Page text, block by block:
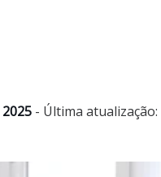
- Última atualização: